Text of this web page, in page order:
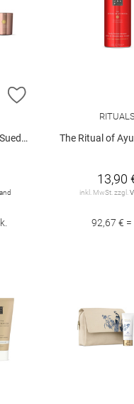
ZUR WUNSCHLISTE
2025 The Ritual of Ayurveda Body
13,90
inkl. MwSt. zzgl.
92,67 € =